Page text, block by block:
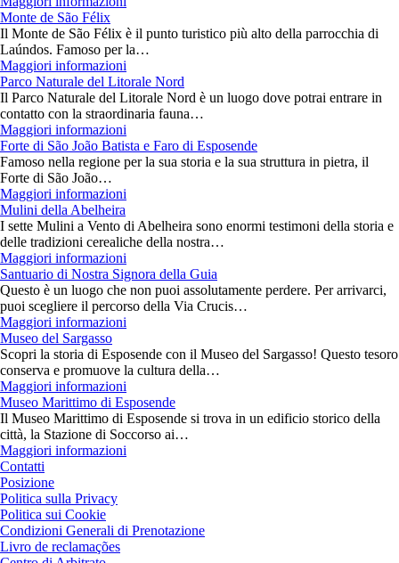
Monte de São Félix
Il Monte de São Félix è il punto turistico più alto della parrocchia di
Laúndos. Famoso per la…
Maggiori informazioni
Parco Naturale del Litorale Nord
Il Parco Naturale del Litorale Nord è un luogo dove potrai entrare in
contatto con la straordinaria fauna…
Maggiori informazioni
Forte di São João Batista e Faro di Esposende
Famoso nella regione per la sua storia e la sua struttura in pietra, il
Forte di São João…
Maggiori informazioni
Mulini della Abelheira
I sette Mulini a Vento di Abelheira sono enormi testimoni della storia e
delle tradizioni cerealiche della nostra…
Maggiori informazioni
Santuario di Nostra Signora della Guia
Questo è un luogo che non puoi assolutamente perdere. Per arrivarci,
puoi scegliere il percorso della Via Crucis…
Maggiori informazioni
Museo del Sargasso
Scopri la storia di Esposende con il Museo del Sargasso! Questo tesoro
conserva e promuove la cultura della…
Maggiori informazioni
Museo Marittimo di Esposende
Il Museo Marittimo di Esposende si trova in un edificio storico della
città, la Stazione di Soccorso ai…
Maggiori informazioni
Contatti
Posizione
Politica sulla Privacy
Politica sui Cookie
Condizioni Generali di Prenotazione
Livro de reclamações